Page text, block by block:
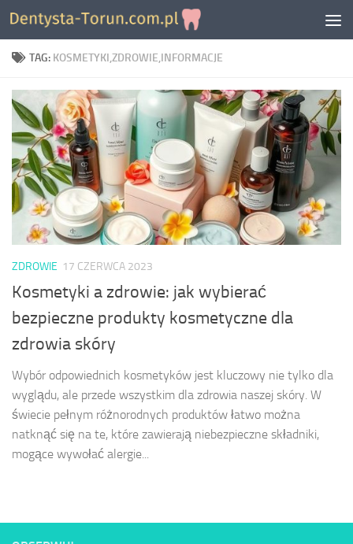
Skip to content
TAG: KOSMETYKI,ZDROWIE,INFORMACJE
ZDROWIE 17 CZERWCA 2023
Kosmetyki a zdrowie: jak wybierać
bezpieczne produkty kosmetyczne dla
zdrowia skóry
Wybór odpowiednich kosmetyków jest kluczowy nie tylko dla
wyglądu, ale przede wszystkim dla zdrowia naszej skóry. W
świecie pełnym różnorodnych produktów łatwo można
natknąć się na te, które zawierają niebezpieczne składniki,
mogące wywołać alergie...